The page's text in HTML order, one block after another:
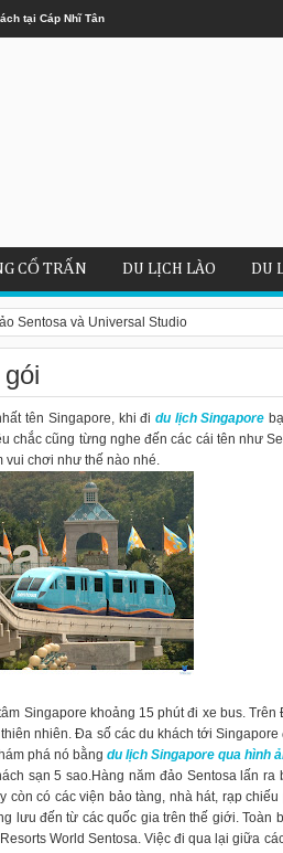
tại Cáp Nhĩ Tân
CỔ TRẤN DU LỊCH LÀO DU
Sentosa và Universal Studio
tên Singapore, khi đi du lịch Singapore
cũng từng nghe đến các cái tên như
vui chơi như thế nào nhé.
Singapore khoảng 15 phút đi xe bus.
nhiên. Đa số các du khách tới
phá nó bằng du lịch Singapore qua hình
sạn 5 sao.Hàng năm đảo Sentosa lấn ra
có các viện bảo tàng, nhà hát, rạp
lưu đến từ các quốc gia trên thế giới. Toàn
World Sentosa. Việc đi qua lại giữa